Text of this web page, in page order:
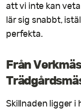
att vi inte kan
lär sig snabbt,
perfekta.
Från
Skillnaden ligger i